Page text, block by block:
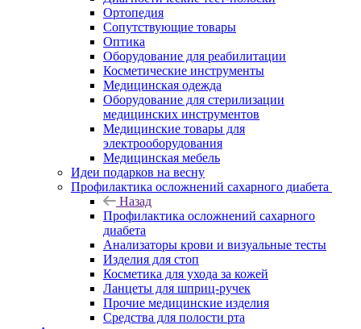
Ортопедия
Сопутствующие товары
Оптика
Оборудование для реабилитации
Косметические инструменты
Медицинская одежда
Оборудование для стерилизации
медицинских инструментов
Медицинские товары для
электрооборудования
Медицинская мебель
Идеи подарков на весну
Профилактика осложнений сахарного диабета
Назад
Профилактика осложнений сахарного
диабета
Анализаторы крови и визуальные тесты
Изделия для стоп
Косметика для ухода за кожей
Ланцеты для шприц-ручек
Прочие медицинские изделия
Средства для полости рта